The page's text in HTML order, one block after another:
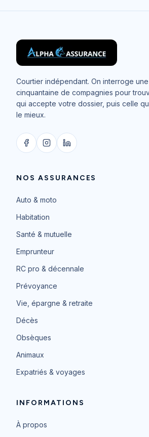
Courtier indépendant. On interroge une
cinquantaine de compagnies pour
qui accepte votre dossier, puis celle
le mieux.
NOS ASSURANCES
Auto & moto
Habitation
Santé & mutuelle
Emprunteur
RC pro & décennale
Prévoyance
Vie, épargne & retraite
Décès
Obsèques
Animaux
Expatriés & voyages
INFORMATIONS
À propos